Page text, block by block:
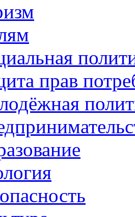
прав